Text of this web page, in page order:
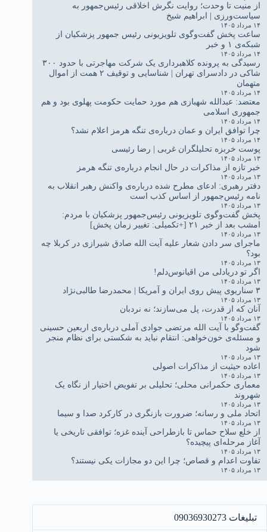
از منیت تا وحدت؛ روایت نگرش اخلاقی رئیس‌جمهور به
سیاست‌ورزی | ابراهیم شیخ
۱۴ مرداد ۱۴۰۵
ساعت پخش گفت‌وگوی تلویزیونی رئیس جمهور پزشکیان از
شبکه‌ی ۱ و خبر
۱۴ مرداد ۱۴۰۵
رسیدگی به پرونده کلاهبرداری یک شرکت مهاجرتی با حدود ۳۰۰
شاکی در دادسرای تهران | شناسایی و توقیف ۲ همت از اموال
متهمان
۱۴ مرداد ۱۴۰۵
معتضد: عبدالله شهبازی هم مورد حمایت حکومت پهلوی بود و هم
جمهوری اسلامی
۱۴ مرداد ۱۴۰۵
چرا توافق ایران و عمان درباره‌ی تنگه هرمز اعلام نشد؟
۱۴ مرداد ۱۴۰۵
پوست خربزه تحلیلگران غربی | رضا رئیسی
۱۳ مرداد ۱۴۰۵
خبر تازه از مذاکرات در حال انجام درباره‌ی تنگه هرمز
۱۳ مرداد ۱۴۰۵
دفتر رهبری: ادعای مطرح شده درباره‌ی واکنش رهبر انقلاب به
نامه رئیس‌جمهور از اساس کذب است
۱۳ مرداد ۱۴۰۵
پخش گفت‌وگوی تلویزیونی رئیس‌جمهور پزشکیان با مردم:
امشب بعد از خبر ۲۱ [+تکمیلی: تغییر زمان پخش]
۱۳ مرداد ۱۴۰۵
ماجرای سر دادن شعار علیه آیت الله صادق شیرازی در کربلا چه
بود؟
۱۳ مرداد ۱۴۰۵
اگر تو دریادلی من اقیانوس‌دلم!
۱۳ مرداد ۱۴۰۵
۳ سناریوی پیش روی ایران و آمریکا | محمدرضا طالبی‌نژاد
۱۳ مرداد ۱۴۰۵
آنان که از قدرت، پل می‌سازند؛ نه نردبان
۱۳ مرداد ۱۴۰۵
گفت‌وگو با آیت الله مرتضی جوادی آملی درباره‌ی اربعین حسینی
و مسئله‌ی خون‌خواهی: انتقام نباید به شکستی برای نظام منجر
شود
۱۳ مرداد ۱۴۰۵
اعاده حیثیت از مذاکرات اصولی
۱۳ مرداد ۱۴۰۵
معماری حکمرانی محلی؛ تحلیلی بر تفویض اختیار از نگاه یک
شهروند
۱۳ مرداد ۱۴۰۵
اتحاد ملی و رسانه؛ ضرورت بازنگری در کارکرد صدا و سیما
۱۳ مرداد ۱۴۰۵
از خلع سلاح حماس تا بازطراحی آینده غزه؛ توافقی تاریخی یا
آغاز مرحله‌ای پیچیده؟
۱۳ مرداد ۱۴۰۵
تفاوت اعدام و قصاص؛ چرا این دو مجازات یکی نیستند؟
۱۳ مرداد ۱۴۰۵
تبلیغات 09036930273